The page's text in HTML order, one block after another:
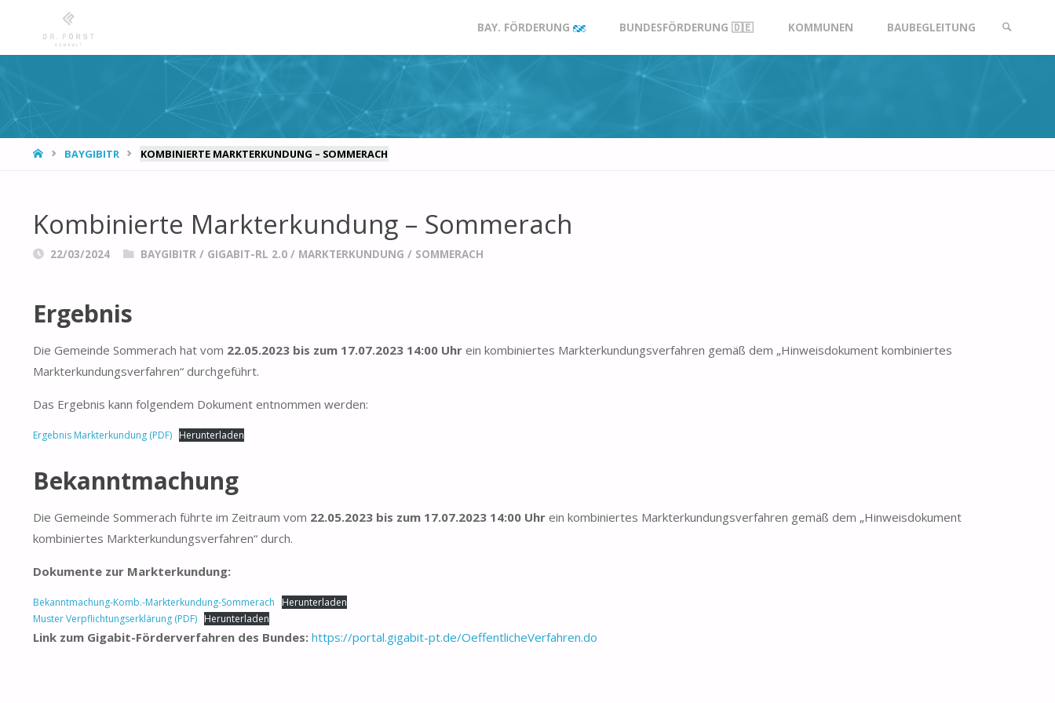
Zum
springen
BAY. FÖRDERUNG BUNDESFÖRDERUNG 🇩🇪 KOMMUNEN BAUBEGLEITUNG
STARTBAYGIBITR KOMBINIERTE MARKTERKUNDUNG – SOMMERACH
Kombinierte Markterkundung – Sommerach
22/03/2024 BAYGIBITR/ GIGABIT-RL 2.0/ MARKTERKUNDUNG / SOMMERACH
Ergebnis
Die Gemeinde Sommerach hat vom 22.05.2023 bis zum 17.07.2023 14:00 Uhr ein kombiniertes Markterkundungsverfahren gemäß dem „Hinweisdokument kombiniertes
Markterkundungsverfahren“ durchgeführt.
Das Ergebnis kann folgendem Dokument entnommen werden:
Ergebnis Markterkundung (PDF) Herunterladen
Bekanntmachung
Die Gemeinde Sommerach führte im Zeitraum vom 22.05.2023 bis zum 17.07.2023 14:00 Uhr ein kombiniertes Markterkundungsverfahren gemäß dem „Hinweisdokument
kombiniertes Markterkundungsverfahren“ durch.
Dokumente zur Markterkundung:
Bekanntmachung-Komb.-Markterkundung-Sommerach
Herunterladen
Muster Verpflichtungserklärung (PDF) Herunterladen
Link zum Gigabit-Förderverfahren des Bundes: https://portal.gigabit-pt.de/OeffentlicheVerfahren.do